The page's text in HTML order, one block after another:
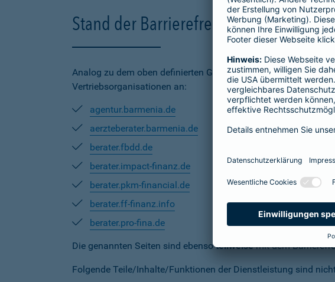
Stand der Barrierefreiheit auf den
Analog zu dem oben definierten Geltungsbereich streben wir
Vertriebsorganisationen an:
agentur.barmenia.de
aerzteberater.barmenia.de
berater.fbdd.de
berater.impact-finanz.de
berater.pkm-financial.de
berater.ff-finanz.info
berater.pro-fina.de
Die genannten Seiten sind ebensoteilweisemit dem
Folgende Teile/Inhalte/Funktionen der Dienstleistung sind